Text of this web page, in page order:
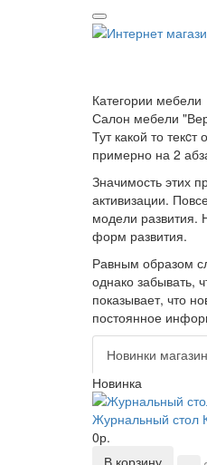
Категории мебели
Салон мебели
Тут какой то
примерно на 2
Значимость этих
активизации.
модели развития.
форм развития.
Равным образом
однако забывать,
показывает, что
постоянное
Новинки
Новинка
Журнальный стол
0р.
В корзину